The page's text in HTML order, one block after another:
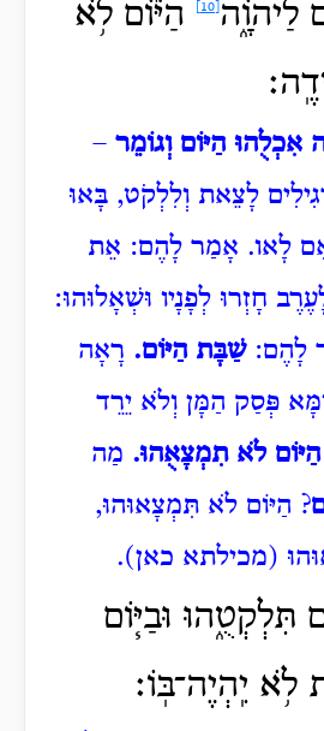
לַיהֹוָ֑ה
הַיּ֕וֹם לֹ֥א
אִכְלֻהוּ הַיּוֹם וְגוֹמֵר –
לָצֵאת וְלִלְקֹט, בָּאוּ
לָאו. אָמַר לָהֶם: אֵת
חָזְרוּ לְפָנָיו וּשְׁאָלוּהוּ:
לָהֶם:שַׁבָּת הַיּוֹם. רָאָה
פְּסַק הַמָּן וְלֹא יֵרֵד
הַיּוֹם לֹא תִמְצָאֻהוּ. מַה
? הַיּוֹם לֹא תִּמְצָאוּהוּ,
(מכילתא כאן).
תִּלְקְטֻ֑הוּ וּבַיּ֧וֹם
יִֽהְיֶה־בּֽוֹ׃